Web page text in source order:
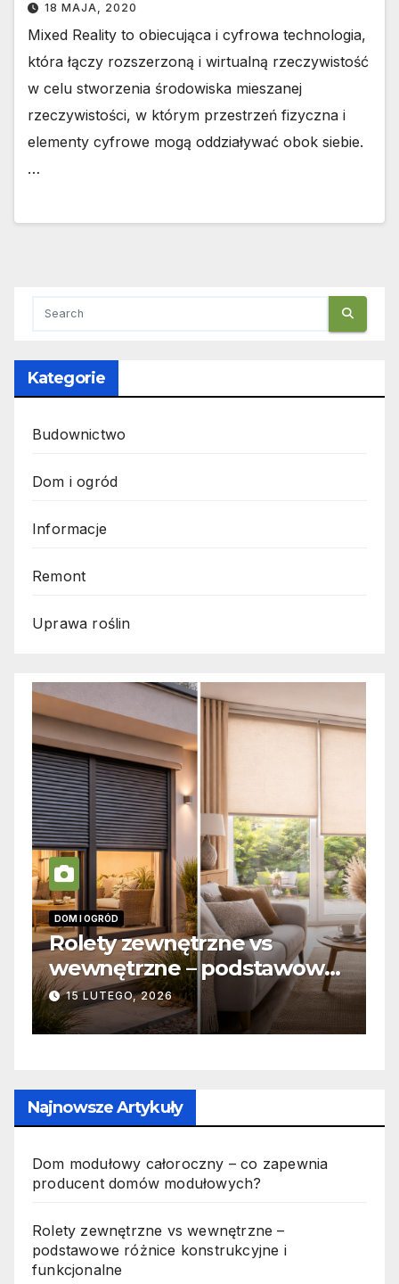
18 MAJA, 2020
Mixed Reality to obiecująca i cyfrowa technologia,
która łączy rozszerzoną i wirtualną rzeczywistość
w celu stworzenia środowiska mieszanej
rzeczywistości, w którym przestrzeń fizyczna i
elementy cyfrowe mogą oddziaływać obok siebie.
…
Kategorie
Budownictwo
Dom i ogród
Informacje
Remont
Uprawa roślin
vs
podstawowe
i
INFORMACJE
Zabicie owada a
odpowiedzialność
jak wygląda to w
19 PAŹDZIERNIKA, 2025
Najnowsze Artykuły
Dom modułowy całoroczny – co zapewnia
producent domów modułowych?
Rolety zewnętrzne vs wewnętrzne –
podstawowe różnice konstrukcyjne i
funkcjonalne